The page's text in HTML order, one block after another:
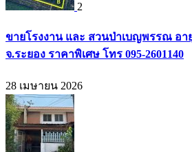
2
ขายโรงงาน และ สวนป่าเบญพรรณ อา
จ.ระยอง ราคาพิเศษ โทร 095-2601140
28 เมษายน 2026